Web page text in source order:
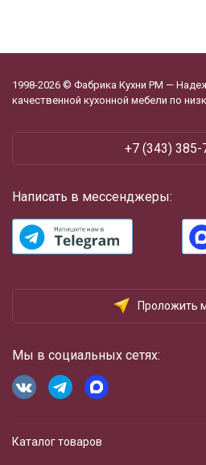
1998-2026 © Фабрика Кухни РМ —
качественной кухонной мебели по
+7 (343) 385-
Написать в мессенджеры:
Проложить
Мы в социальных сетях:
Каталог товаров